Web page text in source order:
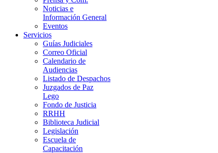
Noticias e
Información General
Eventos
Servicios
Guías Judiciales
Correo Oficial
Calendario de
Audiencias
Listado de Despachos
Juzgados de Paz
Lego
Fondo de Justicia
RRHH
Biblioteca Judicial
Legislación
Escuela de
Capacitación